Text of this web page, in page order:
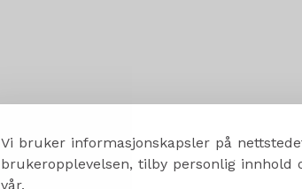
Vi bruker informasjonskapsler på
brukeropplevelsen, tilby personlig innhold
vår.